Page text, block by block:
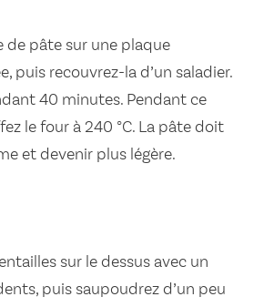
de pâte sur une plaque
puis recouvrez-la d’un saladier.
40 minutes. Pendant ce
le four à 240 °C. La pâte doit
et devenir plus légère.
sur le dessus avec un
puis saupoudrez d’un peu